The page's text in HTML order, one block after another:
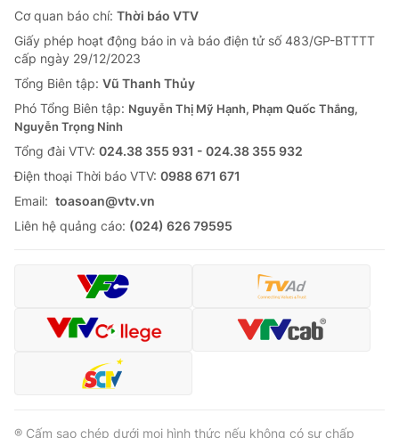
Cơ quan báo chí: Thời báo VTV
Giấy phép hoạt động báo in và báo điện tử số 483/GP-BTTTT
cấp ngày 29/12/2023
Tổng Biên tập: Vũ Thanh Thủy
Phó Tổng Biên tập: Nguyễn Thị Mỹ Hạnh, Phạm Quốc Thắng,
Nguyễn Trọng Ninh
Tổng đài VTV: 024.38 355 931 - 024.38 355 932
Ðiện thoại Thời báo VTV: 0988 671 671
Email: toasoan@vtv.vn
Liên hệ quảng cáo: (024) 626 79595
® Cấm sao chép dưới mọi hình thức nếu không có sự chấp